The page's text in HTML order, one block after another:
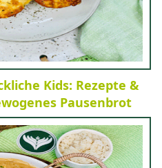
Kids: Rezepte &
Pausenbrot